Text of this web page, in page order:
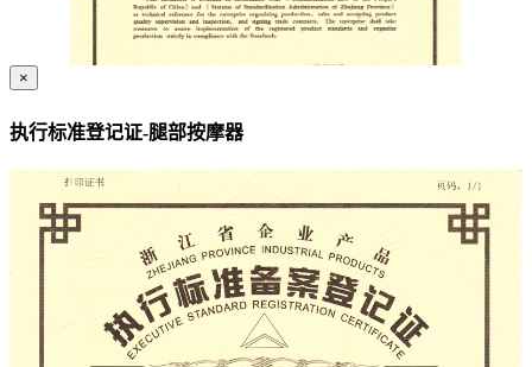
×
执行标准登记证-腿部按摩器